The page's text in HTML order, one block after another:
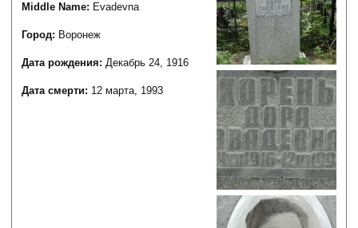
Middle Name: Evadevna
Город: Воронеж
Дата рождения:Декабрь 24, 1916
Дата смерти: 12 марта, 1993